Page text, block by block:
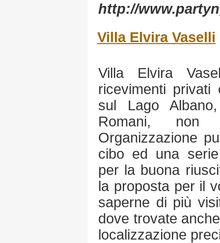
http://
Villa Elvira Vaselli
Villa Elvira
ricevimenti privati
sul Lago
Romani, non
Organizzazione
cibo ed una
per la buona
la proposta per il
saperne di più
dove trovate
localizzazione